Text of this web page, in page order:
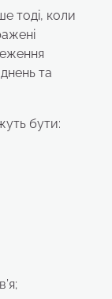
тоді, коли
та
бути: